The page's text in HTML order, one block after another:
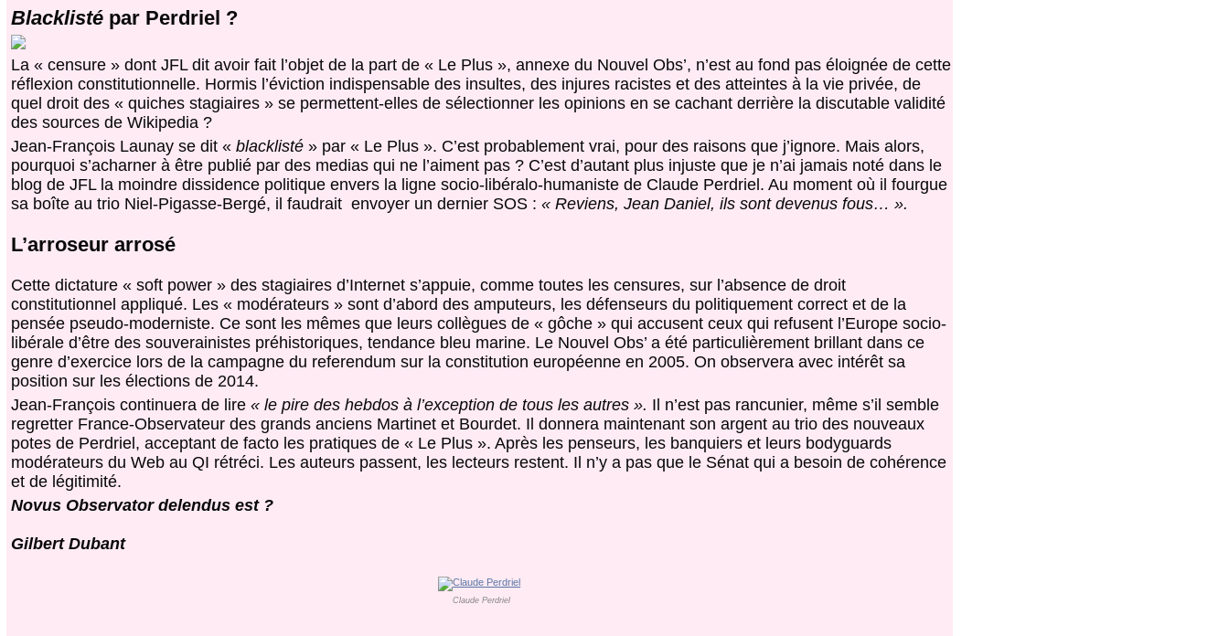
Blacklistépar Perdriel ?
La « censure » dont JFL dit avoir fait l’objet de la part de « Le Plus », annexe du Nouvel Obs’, n’est au fond pas éloignée de cette
réflexion constitutionnelle. Hormis l’éviction indispensable des insultes, des injures racistes et des atteintes à la vie privée, de
quel droit des « quiches stagiaires » se permettent-elles de sélectionner les opinions en se cachant derrière la discutable validité
des sources de Wikipedia ?
Jean-François Launay se dit « blacklisté» par « Le Plus ». C’est probablement vrai, pour des raisons que j’ignore. Mais alors,
pourquoi s’acharner à être publié par des medias qui ne l’aiment pas ? C’est d’autant plus injuste que je n’ai jamais noté dans le
blog de JFL la moindre dissidence politique envers la ligne socio-libéralo-humaniste de Claude Perdriel. Au moment où il fourgue
sa boîte au trio Niel-Pigasse-Bergé, il faudrait envoyer un dernier SOS : « Reviens, Jean Daniel, ils sont devenus fous… ».
L’arroseur arrosé
Cette dictature « soft power » des stagiaires d’Internet s’appuie, comme toutes les censures, sur l’absence de droit
constitutionnel appliqué. Les « modérateurs » sont d’abord des amputeurs, les défenseurs du politiquement correct et de la
pensée pseudo-moderniste. Ce sont les mêmes que leurs collègues de « gôche » qui accusent ceux qui refusent l’Europe socio-
libérale d’être des souverainistes préhistoriques, tendance bleu marine. Le Nouvel Obs’ a été particulièrement brillant dans ce
genre d’exercice lors de la campagne du referendum sur la constitution européenne en 2005. On observera avec intérêt sa
position sur les élections de 2014.
Jean-François continuera de lire « le pire des hebdos à l’exception de tous les autres ». Il n’est pas rancunier, même s’il semble
regretter France-Observateur des grands anciens Martinet et Bourdet. Il donnera maintenant son argent au trio des nouveaux
potes de Perdriel, acceptant de facto les pratiques de « Le Plus ». Après les penseurs, les banquiers et leurs bodyguards
modérateurs du Web au QI rétréci. Les auteurs passent, les lecteurs restent. Il n’y a pas que le Sénat qui a besoin de cohérence
et de légitimité.
Novus Observator delendus est ?
Gilbert Dubant
Claude Perdriel